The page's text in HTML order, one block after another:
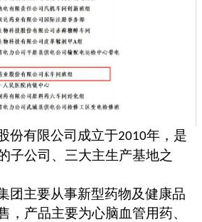
份有限公司成立于2010年，是
子公司、三大主生产基地之
团主要从事新型药物及健康品
，产品主要为心脑血管用药、